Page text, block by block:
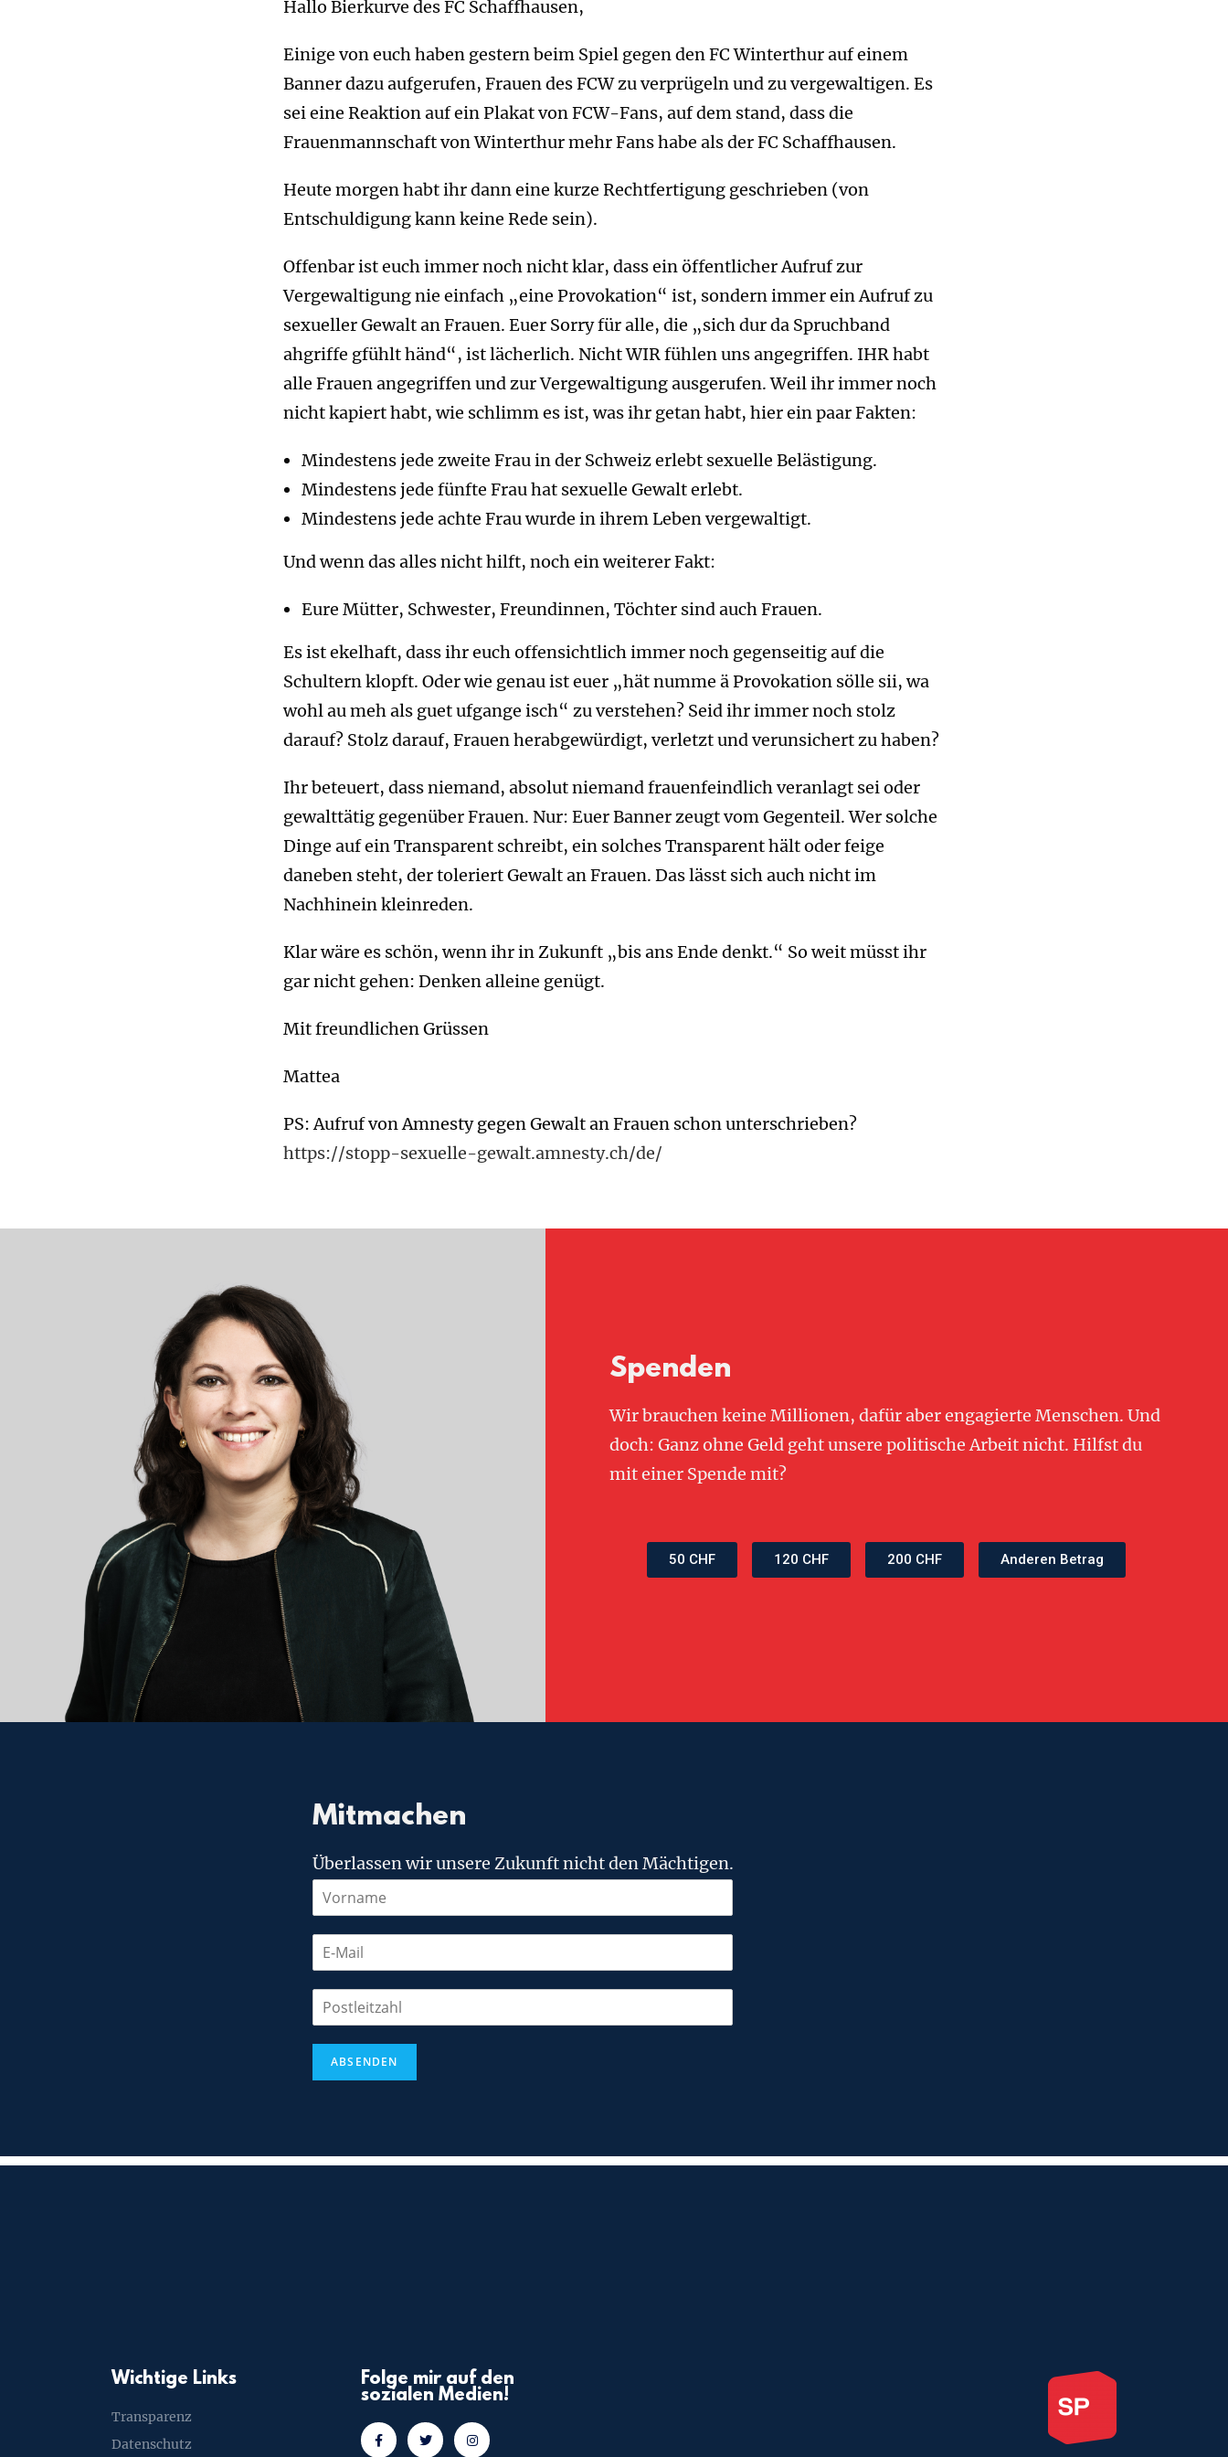
Hallo Bierkurve des FC Schaffhausen,
Einige von euch haben gestern beim Spiel gegen den FC Winterthur auf einem
Banner dazu aufgerufen, Frauen des FCW zu verprügeln und zu vergewaltigen. Es
sei eine Reaktion auf ein Plakat von FCW-Fans, auf dem stand, dass die
Frauenmannschaft von Winterthur mehr Fans habe als der FC Schaffhausen.
Heute morgen habt ihr dann eine kurze Rechtfertigung geschrieben (von
Entschuldigung kann keine Rede sein).
Offenbar ist euch immer noch nicht klar, dass ein öffentlicher Aufruf zur
Vergewaltigung nie einfach „eine Provokation“ ist, sondern immer ein Aufruf zu
sexueller Gewalt an Frauen. Euer Sorry für alle, die „sich dur da Spruchband
ahgriffe gfühlt händ“, ist lächerlich. Nicht WIR fühlen uns angegriffen. IHR habt
alle Frauen angegriffen und zur Vergewaltigung ausgerufen. Weil ihr immer noch
nicht kapiert habt, wie schlimm es ist, was ihr getan habt, hier ein paar Fakten:
Mindestens jede zweite Frau in der Schweiz erlebt sexuelle Belästigung.
Mindestens jede fünfte Frau hat sexuelle Gewalt erlebt.
Mindestens jede achte Frau wurde in ihrem Leben vergewaltigt.
Und wenn das alles nicht hilft, noch ein weiterer Fakt:
Eure Mütter, Schwester, Freundinnen, Töchter sind auch Frauen.
Es ist ekelhaft, dass ihr euch offensichtlich immer noch gegenseitig auf die
Schultern klopft. Oder wie genau ist euer „hät numme ä Provokation sölle sii, wa
wohl au meh als guet ufgange isch“ zu verstehen? Seid ihr immer noch stolz
darauf? Stolz darauf, Frauen herabgewürdigt, verletzt und verunsichert zu haben?
Ihr beteuert, dass niemand, absolut niemand frauenfeindlich veranlagt sei oder
gewalttätig gegenüber Frauen. Nur: Euer Banner zeugt vom Gegenteil. Wer solche
Dinge auf ein Transparent schreibt, ein solches Transparent hält oder feige
daneben steht, der toleriert Gewalt an Frauen. Das lässt sich auch nicht im
Nachhinein kleinreden.
Klar wäre es schön, wenn ihr in Zukunft „bis ans Ende denkt.“ So weit müsst ihr
gar nicht gehen: Denken alleine genügt.
Mit freundlichen Grüssen
Mattea
PS: Aufruf von Amnesty gegen Gewalt an Frauen schon unterschrieben?
https://stopp-sexuelle-gewalt.amnesty.ch/de/
Spenden
Wir brauchen keine Millionen, dafür aber engagierte Menschen. Und
doch: Ganz ohne Geld geht unsere politische Arbeit nicht. Hilfst du
mit einer Spende mit?
50 CHF 120 CHF 200 CHF Anderen Betrag
Mitmachen
Überlassen wir unsere Zukunft nicht den Mächtigen.
ABSENDEN
Wichtige Links
Transparenz
Datenschutz
Folge mir auf den
sozialen Medien!